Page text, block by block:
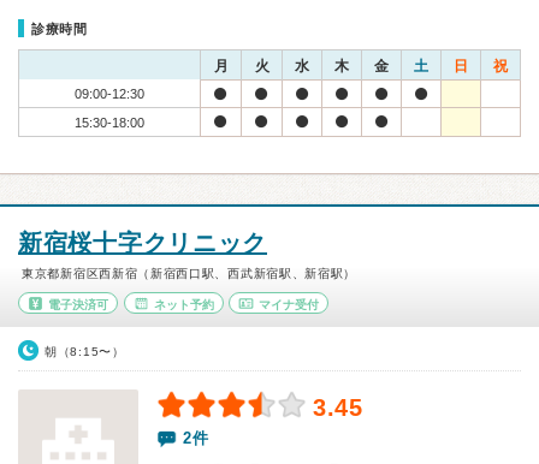
診療時間
月 火 水 木 金 土 日 祝
09:00-12:30
15:30-18:00
新宿桜十字クリニック
東京都新宿区西新宿（新宿西口駅、西武新宿駅、新宿駅）
電子決済可 ネット予約 マイナ受付
朝（8:15〜）
3.45
2件